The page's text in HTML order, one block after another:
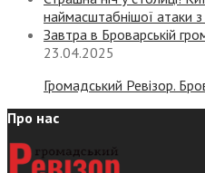
наймасштабнішої атаки
Завтра в Броварській
23.04.2025
Громадський Ревізор.
Про нас